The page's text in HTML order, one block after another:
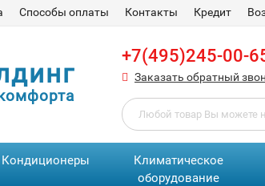
Способы оплаты Контакты Кредит
+7(495)245-00-
Заказать обратный
Кондиционеры
Климатическое
оборудование